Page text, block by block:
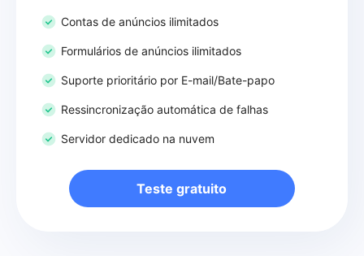
Contas de anúncios ilimitados
Formulários de anúncios ilimitados
Suporte prioritário por E-mail/Bate-papo
Ressincronização automática de falhas
Servidor dedicado na nuvem
Teste gratuito